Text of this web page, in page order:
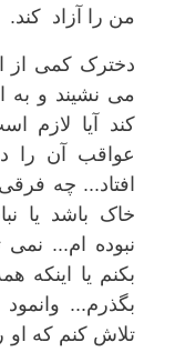
من را آزاد کند.
دخترک کمی از
می نشیند و به
کند آیا لازم
عواقب آن را در
افتاد... چه فرقی
خاک باشد یا
نبوده ام... نمی
بکنم یا اینکه
بگذرم... وانمود
تلاش کنم که او را